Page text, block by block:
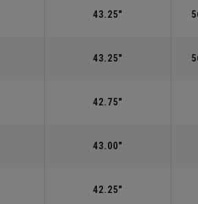
43.25"
43.25"
42.75"
43.00"
42.25"